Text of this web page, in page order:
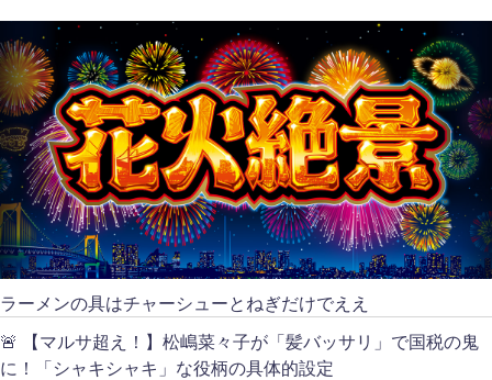
ラーメンの具はチャーシューとねぎだけでええ
🚨 【マルサ超え！】松嶋菜々子が「髪バッサリ」で国税の鬼
に！「シャキシャキ」な役柄の具体的設定